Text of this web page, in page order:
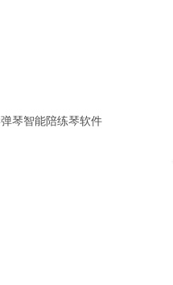
琴智能陪练琴软件